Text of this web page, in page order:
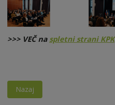
>>> VEČ na spletni strani KPK
Nazaj